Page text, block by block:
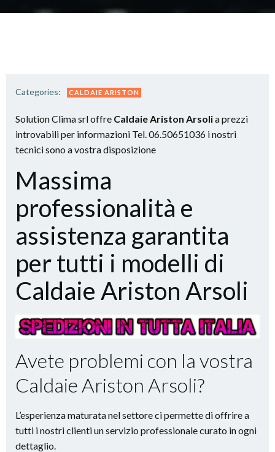
Categories: CALDAIE ARISTON
Solution Clima srl offre Caldaie Ariston Arsolia prezzi
introvabili per informazioni Tel. 06.50651036 i nostri
tecnici sono a vostra disposizione
Massima
professionalità e
assistenza garantita
per tutti i modelli di
Caldaie Ariston Arsoli
Avete problemi con la vostra
Caldaie Ariston Arsoli?
L’esperienza maturata nel settore ci permette di offrire a
tutti i nostri clienti un servizio professionale curato in ogni
dettaglio.